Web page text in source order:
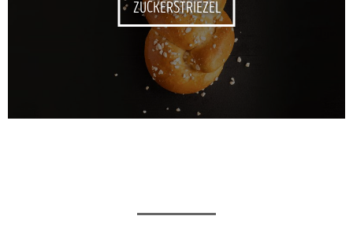
ZUCKERSTRIEZEL